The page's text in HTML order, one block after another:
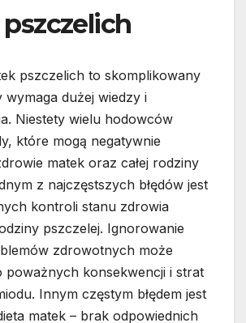
pszczelich to skomplikowany
dużej wiedzy i
Niestety wielu hodowców
które mogą negatywnie
matek oraz całej rodziny
z najczęstszych błędów jest
kontroli stanu zdrowia
pszczelej. Ignorowanie
zdrowotnych może
poważnych konsekwencji i strat
Innym częstym błędem jest
matek – brak odpowiednich